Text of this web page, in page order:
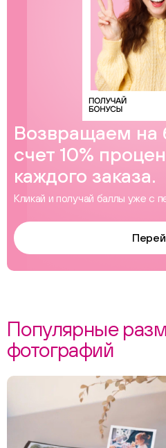
Возвращаем на
счет 10%
каждого заказа.
Кликай и получай баллы уже с
Популярные
фотографий